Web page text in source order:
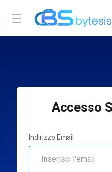
Accesso
Indirizzo Email